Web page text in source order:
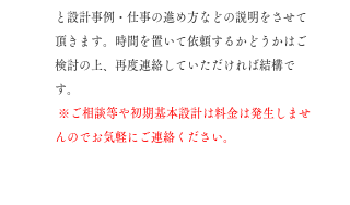
と設計事例・仕事の進め方などの説明をさせて
頂きます。時間を置いて依頼するかどうかはご
検討の上、再度連絡していただければ結構で
す。
※ご相談等や初期基本設計は料金は発生しませ
んのでお気軽にご連絡ください。